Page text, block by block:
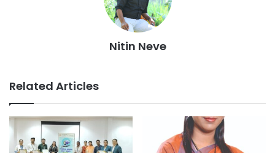
Nitin Neve
Related Articles